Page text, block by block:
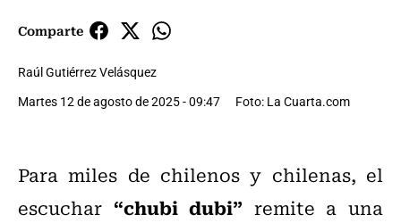
Comparte
Raúl Gutiérrez Velásquez
Martes 12 de agosto de 2025 - 09:47
Foto: La Cuarta.com
Para miles de chilenos y chilenas, el
escuchar “chubi dubi” remite a una